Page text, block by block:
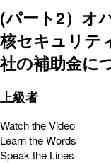
(パート2）オ
核セキュリテ
社の補助金に
上級者
Watch the Video
Learn the Words
Speak the Lines